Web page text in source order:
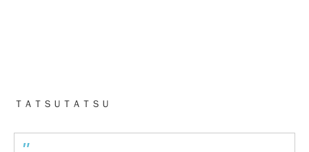
ＴＡＴＳＵＴＡＴＳＵ